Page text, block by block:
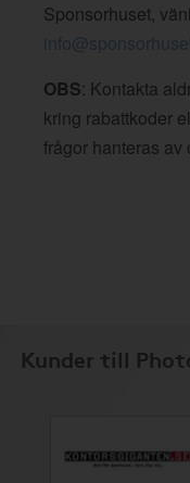
Sponsorhuset,
OBS: Kontakta
kring rabattkoder
frågor hanteras av
Kunder till